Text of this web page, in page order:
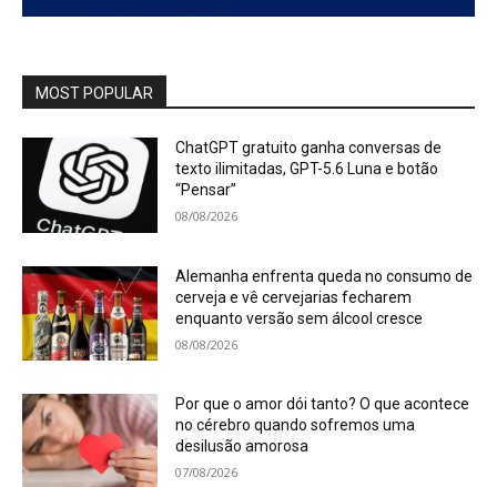
MOST POPULAR
ChatGPT gratuito ganha conversas de
texto ilimitadas, GPT-5.6 Luna e botão
“Pensar”
08/08/2026
Alemanha enfrenta queda no consumo de
cerveja e vê cervejarias fecharem
enquanto versão sem álcool cresce
08/08/2026
Por que o amor dói tanto? O que acontece
no cérebro quando sofremos uma
desilusão amorosa
07/08/2026